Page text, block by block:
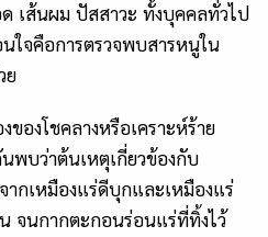
เส้นผม ปัสสาวะ ทั้งบุคคลทั่วไป
ใจคือการตรวจพบสารหนูใน
ย
ของโชคลางหรือเคราะห์ร้าย
พบว่าต้นเหตุเกี่ยวข้องกับ
ากเหมืองแร่ดีบุกและเหมืองแร่
จนกากตะกอนร่อนแร่ที่ทิ้งไว้